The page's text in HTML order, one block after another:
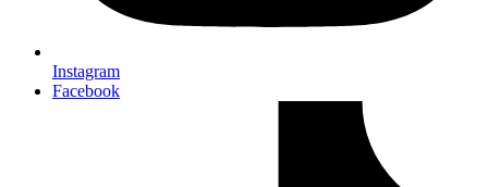
Instagram
Facebook